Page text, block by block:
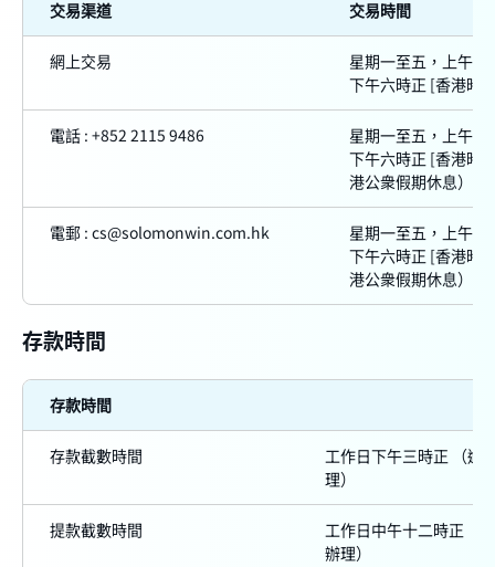
交易渠道 交易時間
網上交易
星期一至五，上午九
下午六時正 [香港時
電話 : +852 2115 9486
星期一至五，上午九
下午六時正 [香港時
港公衆假期休息）
電郵 : cs@solomonwin.com.hk
星期一至五，上午九
下午六時正 [香港時
港公衆假期休息）
存款時間
存款時間
存款截數時間
工作日下午三時正 （逾
理）
提款截數時間
工作日中午十二時正 （
辦理）